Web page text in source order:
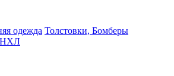
одежда Толстовки, Бомберы
НХЛ